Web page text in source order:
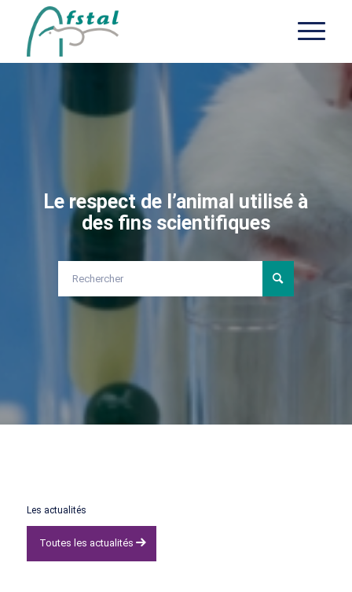
Le respect de l’animal utilisé à
des fins scientifiques
Les actualités
Toutes les actualités